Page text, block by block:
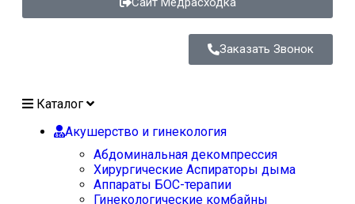
Заказать Звонок
Каталог
Акушерство и гинекология
Абдоминальная декомпрессия
Хирургические Аспираторы дыма
Аппараты БОС-терапии
Гинекологические комбайны